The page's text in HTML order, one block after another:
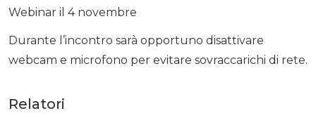
Webinar il 4 novembre
Durante l’incontro sarà opportuno disattivare
webcam e microfono per evitare sovraccarichi di rete.
Relatori